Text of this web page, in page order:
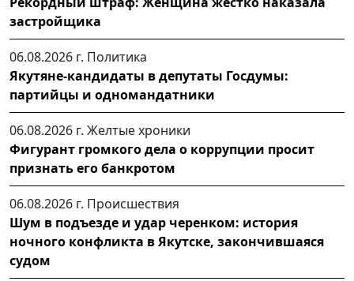
застройщика
06.08.2026 г. Политика
Якутяне-кандидаты в депутаты Госдумы:
партийцы и одномандатники
06.08.2026 г. Желтые хроники
Фигурант громкого дела о коррупции просит
признать его банкротом
06.08.2026 г. Происшествия
Шум в подъезде и удар черенком: история
ночного конфликта в Якутске, закончившаяся
судом